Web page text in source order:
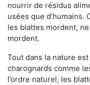
nourrir de résidus
usées que d’humains.
les blattes mordent,
mordent.
Tout dans la nature
charognards comme
l’ordre naturel, les